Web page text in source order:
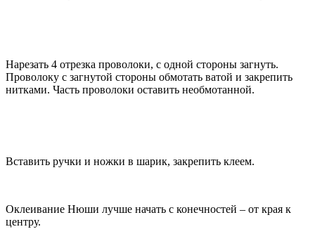
Нарезать 4 отрезка проволоки, с одной стороны загнуть.
Проволоку с загнутой стороны обмотать ватой и закрепить
нитками. Часть проволоки оставить необмотанной.
Вставить ручки и ножки в шарик, закрепить клеем.
Оклеивание Нюши лучше начать с конечностей – от края к
центру.